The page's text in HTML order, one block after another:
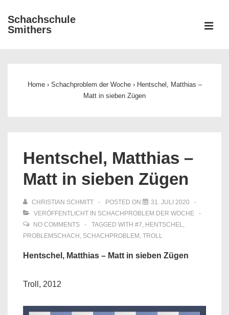
Zum
Inhalt
Schachschule
Smithers
Home › Schachproblem der Woche › Hentschel, Matthias –
Matt in sieben Zügen
Hentschel, Matthias –
Matt in sieben Zügen
CHRISTIAN SCHMITT POSTED ON
31. JULI 2020
VERÖFFENTLICHT IN SCHACHPROBLEM DER WOCHE
NO COMMENTS
TAGGED WITH #7, HENTSCHEL,
PROBLEMSCHACH , SCHACHPROBLEM , TROLL
Hentschel, Matthias – Matt in sieben Zügen
Troll, 2012